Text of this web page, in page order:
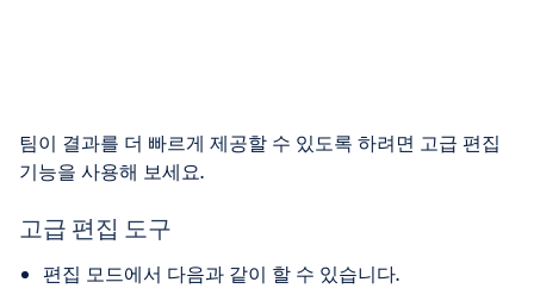
팀이 결과를 더 빠르게 제공할 수 있도록 하려면 고급 편집
기능을 사용해 보세요.
고급 편집 도구
편집 모드에서 다음과 같이 할 수 있습니다.